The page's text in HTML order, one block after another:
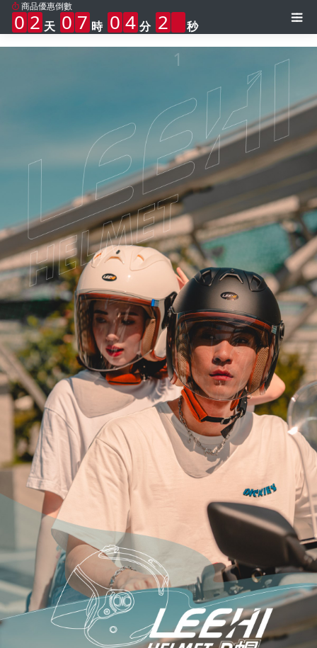
商品優惠倒數
0 2 0 7 0 4 1
7